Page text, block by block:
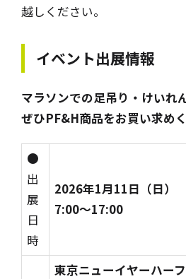
越しください。
イベント出展情報
マラソンでの足吊り・けいれ
ぜひPF&H商品をお買い求めく
●
出
展
日
時
2026年1月11日（日）
7:00～17:00
東京ニューイヤーハー